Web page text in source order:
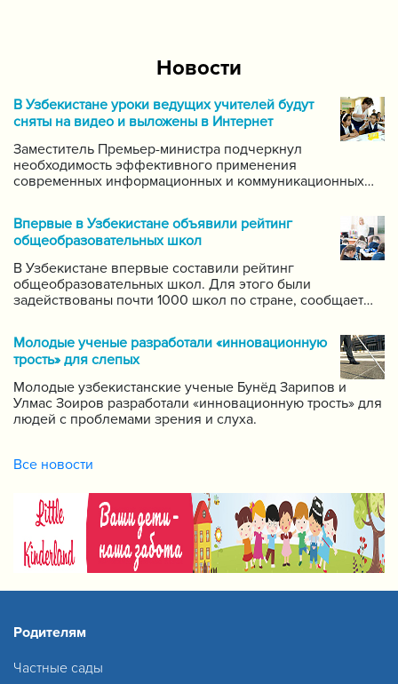
Новости
В Узбекистане уроки ведущих учителей будут
сняты на видео и выложены в Интернет
Заместитель Премьер-министра подчеркнул
необходимость эффективного применения
современных информационных и коммуникационных
систему для размещения в интернете видео-уроков
самых ведущих учителей по каждому предмету.
Впервые в Узбекистане объявили рейтинг
общеобразовательных школ
В Узбекистане впервые составили рейтинг
общеобразовательных школ. Для этого были
задействованы почти 1000 школ по стране, сообщает
за качеством образования при Кабинете Министров
Республики Узбекистан.
Молодые ученые разработали «инновационную
трость» для слепых
Молодые узбекистанские ученые Бунёд Зарипов и
Улмас Зоиров разработали «инновационную трость» для
людей с проблемами зрения и слуха.
Все новости
Родителям
Частные сады